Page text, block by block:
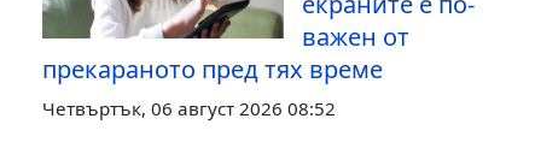
важен от
прекараното пред тях време
Четвъртък, 06 август 2026 08:52